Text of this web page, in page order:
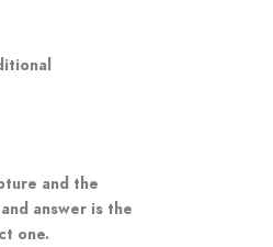
and the
answer is the
one.